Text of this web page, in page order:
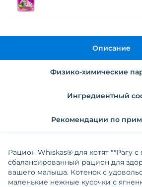
Описание
Ингредиентный
Рацион Whiskas® для котят ""Рагу
сбалансированный рацион для
вашего малыша. Котенок с
маленькие нежные кусочки с